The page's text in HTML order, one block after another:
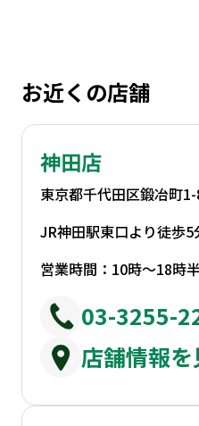
お近くの店舗
神田店
東京都千代田区鍛冶町
JR神田駅東口より徒歩5
営業時間：10時～18時
03-3255-
店舗情報を